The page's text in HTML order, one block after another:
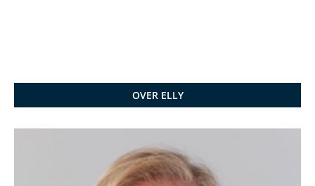
OVER ELLY